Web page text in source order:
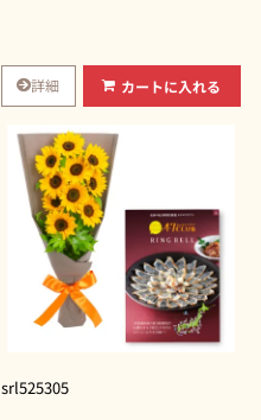
詳細 カートに入れる
srl525305